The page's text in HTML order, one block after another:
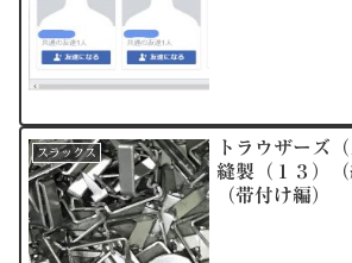
スラックス
トラウザーズ
縫製（１３）（
（帯付け編）